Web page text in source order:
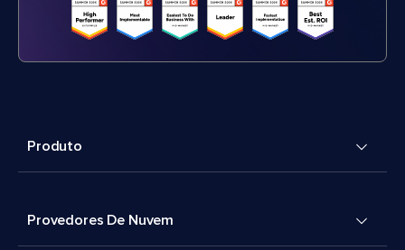
Produto
Provedores De Nuvem